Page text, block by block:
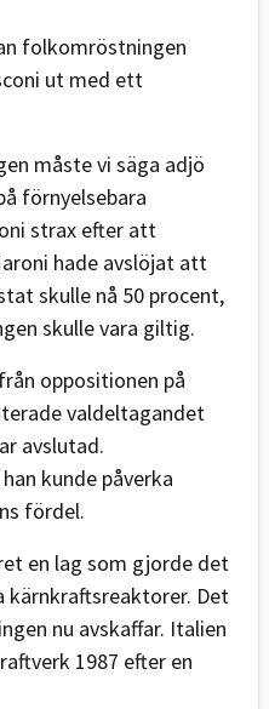
folkomröstningen
ut med ett
måste vi säga adjö
förnyelsebara
strax efter att
hade avslöjat att
skulle nå 50 procent,
skulle vara giltig.
oppositionen på
valdeltagandet
avslutad.
kunde påverka
fördel.
en lag som gjorde det
Det
nu avskaffar. Italien
1987 efter en